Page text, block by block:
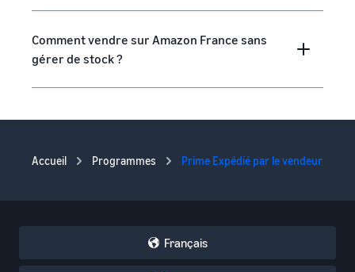
Comment vendre sur Amazon France sans
gérer de stock ?
Accueil Programmes Prime Expédié par le vendeur
Français